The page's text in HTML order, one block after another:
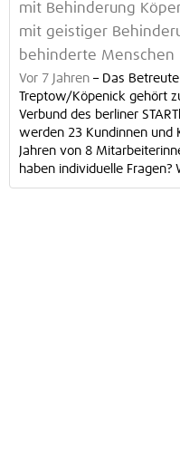
mit Behinderung
mit geistiger
behinderte Menschen
Vor 7 Jahren – Das
Treptow/Köpenick gehört
Verbund des berliner
werden 23 Kundinnen und
Jahren von 8
haben individuelle Fragen?